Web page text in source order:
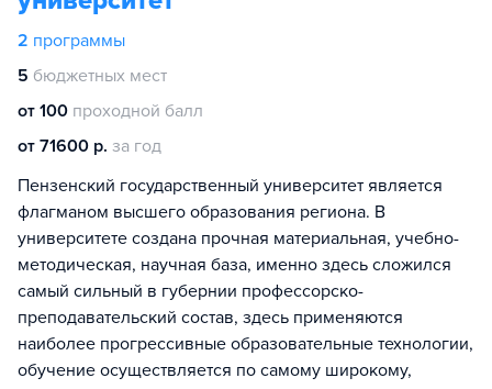
2 программы
5 бюджетных мест
от 100 проходной балл
от 71600 р. за год
Пензенский государственный университет является
флагманом высшего образования региона. В
университете создана прочная материальная, учебно-
методическая, научная база, именно здесь сложился
самый сильный в губернии профессорско-
преподавательский состав, здесь применяются
наиболее прогрессивные образовательные технологии,
обучение осуществляется по самому широкому,